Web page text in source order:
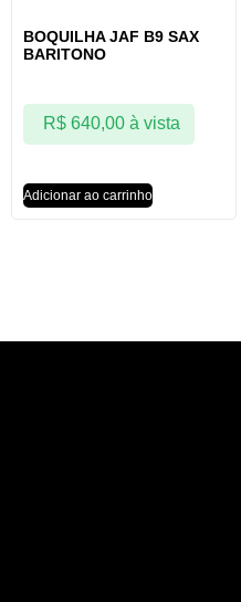
BOQUILHA JAF B9 SAX
BARITONO
R$640,00 à vista
Adicionar ao carrinho